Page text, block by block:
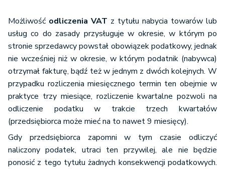
Możliwość odliczenia VAT z tytułu nabycia towarów lub
usług co do zasady przysługuje w okresie, w którym po
stronie sprzedawcy powstał obowiązek podatkowy, jednak
nie wcześniej niż w okresie, w którym podatnik (nabywca)
otrzymał fakturę, bądź też w jednym z dwóch kolejnych. W
przypadku rozliczenia miesięcznego termin ten obejmie w
praktyce trzy miesiące, rozliczenie kwartalne pozwoli na
odliczenie podatku w trakcie trzech kwartałów
(przedsiębiorca może mieć na to nawet 9 miesięcy).
Gdy przedsiębiorca zapomni w tym czasie odliczyć
naliczony podatek, utraci ten przywilej, ale nie będzie
ponosić z tego tytułu żadnych konsekwencji podatkowych.